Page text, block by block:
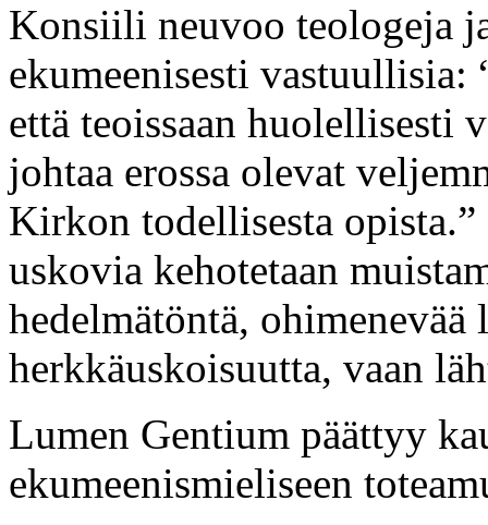
Konsiili neuvoo teologeja
ekumeenisesti vastuullisia:
että teoissaan huolellisesti
johtaa erossa olevat
Kirkon todellisesta opista.”
uskovia kehotetaan
hedelmätöntä,
herkkäuskoisuutta, vaan
Lumen Gentium päättyy
ekumeenismieliseen